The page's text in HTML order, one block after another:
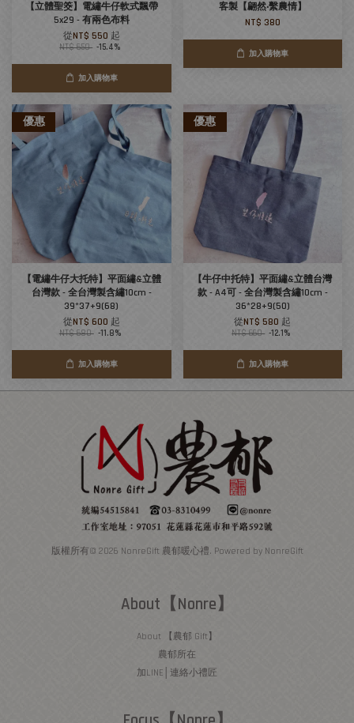
【立體聖筊】電繡牛仔軟式飄帶
5x29 - 有兩色布料
從NT$ 550 起
NT$ 650 -15.4%
加入購物車
客製【翩然‧繫農情】
NT$ 380
加入購物車
優惠
【電繡牛仔大托特】平面繡&立體
台灣款 - 全台灣製含繡10cm -
39*37+9(68)
從NT$ 600 起
NT$ 680 -11.8%
加入購物車
優惠
【牛仔中托特】平面繡&立體台灣
款 - A4可 - 全台灣製含繡10cm -
36*28+9(50)
從NT$ 580 起
NT$ 660 -12.1%
加入購物車
版權所有© 2026 NonreGift 農郁暖心禮. Powered by NonreGift
About【Nonre】
About 【農郁 Gift】
農郁所在
加LINE│連絡小禮匠